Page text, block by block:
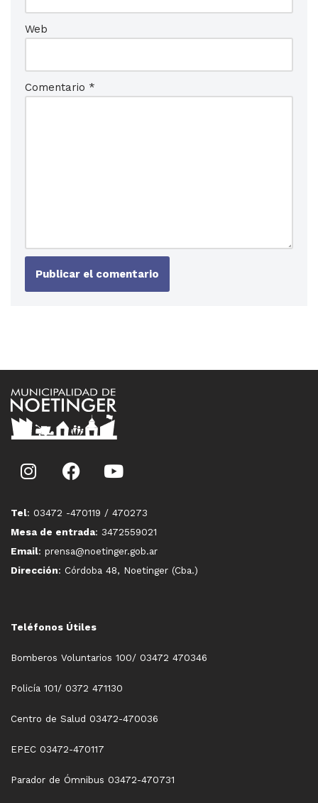
Web
Comentario *
Tel: 03472 -470119 / 470273
Mesa de entrada: 3472559021
Email: prensa@noetinger.gob.ar
Dirección: Córdoba 48, Noetinger (Cba.)
Teléfonos Útiles
Bomberos Voluntarios 100/ 03472 470346
Policía 101/ 0372 471130
Centro de Salud 03472-470036
EPEC 03472-470117
Parador de Ómnibus 03472-470731